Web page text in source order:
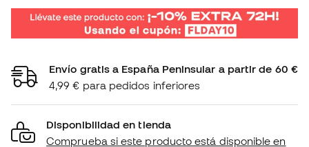
Envío gratis a España Peninsular a partir de 60 €
4,99 € para pedidos inferiores
Disponibilidad en tienda
Comprueba si este producto está disponible en